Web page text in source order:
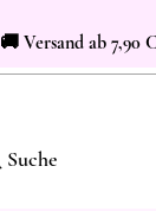
🚚 Versand ab 7,90
Suche